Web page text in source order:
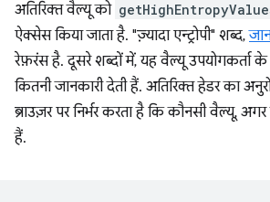
अतिरिक्त वैल्यू को
ऐक्सेस किया जाता है. "ज़्यादा एन्ट्रोपी" शब्द,
रेफ़रंस है. दूसरे शब्दों में, यह वैल्यू उपयोगकर्ता के
कितनी जानकारी देती हैं. अतिरिक्त हेडर का
ब्राउज़र पर निर्भर करता है कि कौनसी वैल्यू,
हैं.